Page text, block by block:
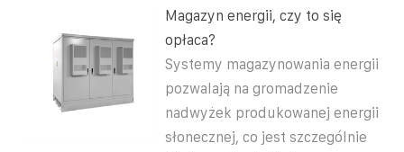
Magazyn energii, czy to się
opłaca?
Systemy magazynowania energii
pozwalają na gromadzenie
nadwyżek produkowanej energii
słonecznej, co jest szczególnie